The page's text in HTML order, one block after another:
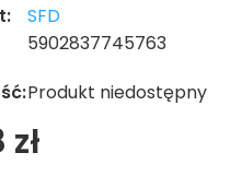
SFD
5902837745763
Produkt niedostępny